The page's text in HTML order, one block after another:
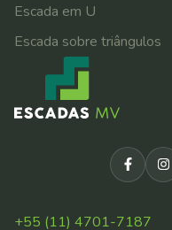
Escada em U
Escada sobre triângulos
+55 (11) 4701-7187